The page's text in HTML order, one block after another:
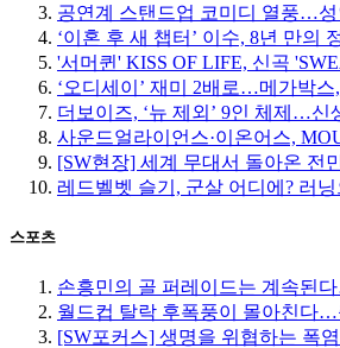
공연계 스탠드업 코미디 열풍…
‘이혼 후 새 챕터’ 이수, 8년 만의
'서머퀸' KISS OF LIFE, 신곡
‘오디세이’ 재미 2배로…메가박스
더보이즈, ‘뉴 제외’ 9인 체제…신
사운드얼라이언스·이온어스,
[SW현장] 세계 무대서 돌아온 전
레드벨벳 슬기, 군살 어디에? 러
스포츠
손흥민의 골 퍼레이드는 계속된
월드컵 탈락 후폭풍이 몰아친다…
[SW포커스] 생명을 위협하는 폭